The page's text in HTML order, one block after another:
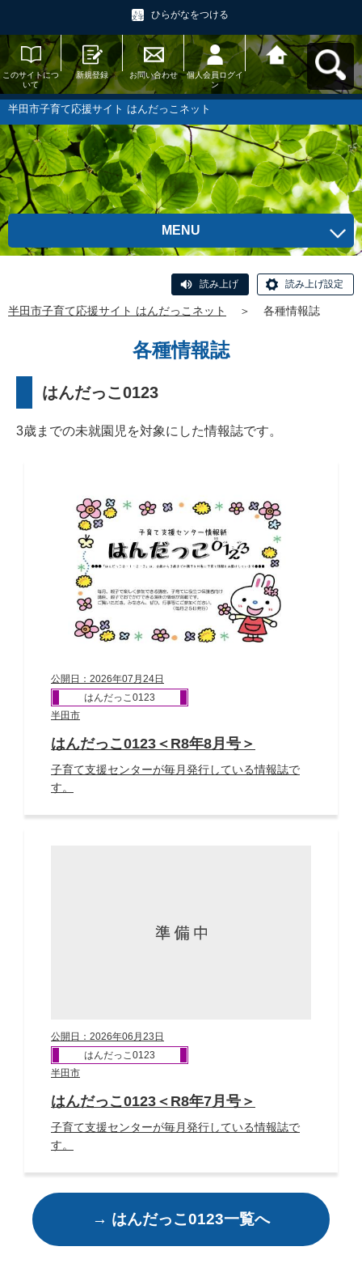
ひらがなをつける
このサイトにつ
いて
新規登録 お問い合わせ
個人会員ログイ
ン
半田市子育て応
援サイト はんだ
っこネットへ戻
半田市子育て応援サイト はんだっこネット
MENU
読み上げ 読み上げ設定
半田市子育て応援サイト はんだっこネット ＞ 各種情報誌
各種情報誌
はんだっこ0123
3歳までの未就園児を対象にした情報誌です。
公開日：2026年07月24日
はんだっこ0123
半田市
はんだっこ0123＜R8年8月号＞
子育て支援センターが毎月発行している情報誌で
す。
公開日：2026年06月23日
はんだっこ0123
半田市
はんだっこ0123＜R8年7月号＞
子育て支援センターが毎月発行している情報誌で
す。
→ はんだっこ0123一覧へ